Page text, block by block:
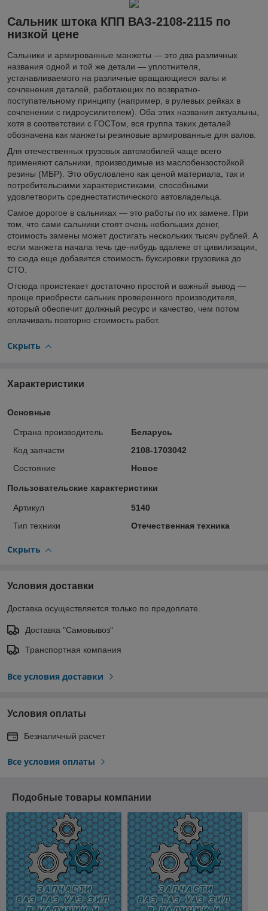
Сальник штока КПП ВАЗ-2108-2115 по
низкой цене
Сальники и армированные манжеты — это два различных
названия одной и той же детали — уплотнителя,
устанавливаемого на различные вращающиеся валы и
сочленения деталей, работающих по возвратно-
поступательному принципу (например, в рулевых рейках в
сочленении с гидроусилителем). Оба этих названия актуальны,
хотя в соответствии с ГОСТом, вся группа таких деталей
обозначена как манжеты резиновые армированные для валов.
Для отечественных грузовых автомобилей чаще всего
применяют сальники, производимые из маслобензостойкой
резины (МБР). Это обусловлено как ценой материала, так и
потребительскими характеристиками, способными
удовлетворить среднестатистического автовладельца.
Самое дорогое в сальниках — это работы по их замене. При
том, что сами сальники стоят очень небольших денег,
стоимость замены может достигать нескольких тысяч рублей. А
если манжета начала течь где-нибудь вдалеке от цивилизации,
то сюда еще добавится стоимость буксировки грузовика до
СТО.
Отсюда проистекает достаточно простой и важный вывод —
проще приобрести сальник проверенного производителя,
который обеспечит должный ресурс и качество, чем потом
оплачивать повторно стоимость работ.
Скрыть
Характеристики
Основные
Страна производитель
Беларусь
Код запчасти
2108-1703042
Состояние
Новое
Пользовательские характеристики
Артикул
5140
Тип техники
Отечественная техника
Скрыть
Условия доставки
Доставка осуществляется только по предоплате.
Доставка "Самовывоз"
Транспортная компания
Все условия доставки
Условия оплаты
Безналичный расчет
Все условия оплаты
Подобные товары компании